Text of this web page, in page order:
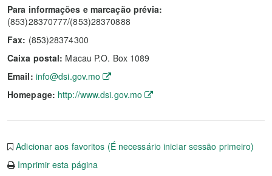
Para informações e marcação prévia:
(853)28370777/(853)28370888
Fax: (853)28374300
Caixa postal: Macau P.O. Box 1089
Email: info@dsi.gov.mo
Homepage: http://www.dsi.gov.mo
Adicionar aos favoritos (É necessário iniciar sessão primeiro)
Imprimir esta página